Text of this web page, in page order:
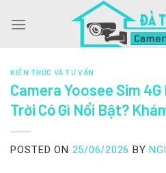
KIẾN THỨC VÀ TƯ VẤN
Camera Yoosee Sim
Trời Có Gì Nổi Bật?
POSTED ON 25/06/2026 BY